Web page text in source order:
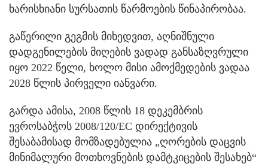
ხარისხიანი სურსათის წარმოების წინაპირობაა.
გაწერილი გეგმის მიხედვით, აღნიშნული
დადგენილების მიღების ვადად განსაზღვრული
იყო 2022 წელი, ხოლო მისი ამოქმედების ვადაა
2028 წლის პირველი იანვარი.
გარდა ამისა, 2008 წლის 18 დეკემბრის
ევროსაბჭოს 2008/120/EC დირექტივის
შესაბამისად მომზადებულია „ღორების დაცვის
მინიმალური მოთხოვნების დამტკიცების შესახებ“